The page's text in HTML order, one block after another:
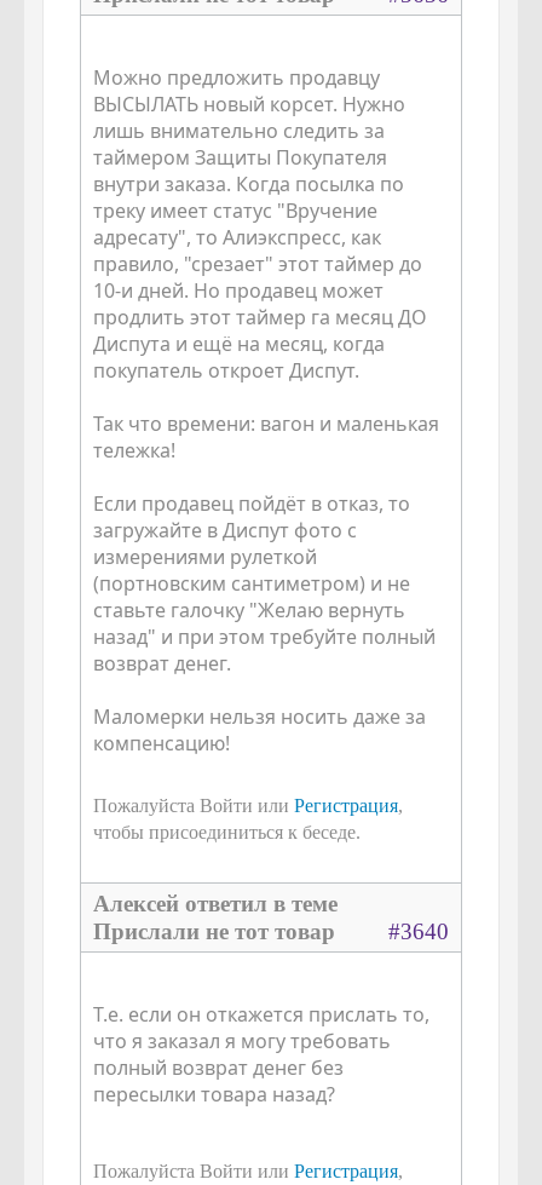
Можно предложить продавцу
ВЫСЫЛАТЬ новый корсет. Нужно
лишь внимательно следить за
таймером Защиты Покупателя
внутри заказа. Когда посылка по
треку имеет статус "Вручение
адресату", то Алиэкспресс, как
правило, "срезает" этот таймер до
10-и дней. Но продавец может
продлить этот таймер га месяц ДО
Диспута и ещё на месяц, когда
покупатель откроет Диспут.
Так что времени: вагон и маленькая
тележка!
Если продавец пойдёт в отказ, то
загружайте в Диспут фото с
измерениями рулеткой
(портновским сантиметром) и не
ставьте галочку "Желаю вернуть
назад" и при этом требуйте полный
возврат денег.
Маломерки нельзя носить даже за
компенсацию!
Пожалуйста Войти или Регистрация,
чтобы присоединиться к беседе.
Алексей ответил в теме
Прислали не тот товар
#3640
Т.е. если он откажется прислать то,
что я заказал я могу требовать
полный возврат денег без
пересылки товара назад?
Пожалуйста Войти или Регистрация,